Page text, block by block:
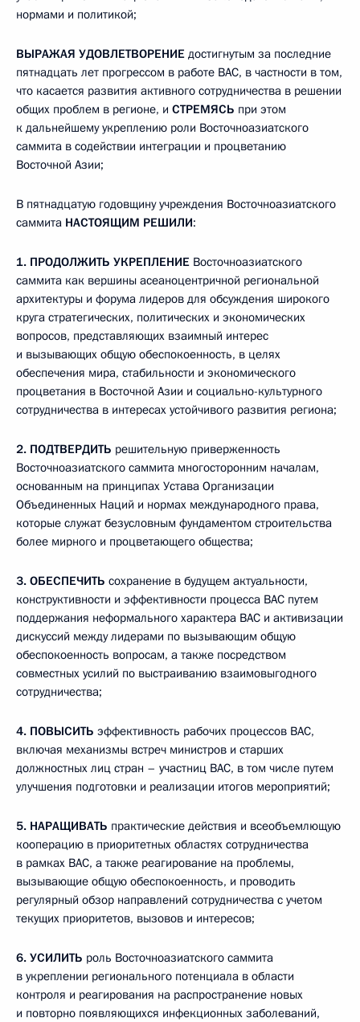
нормами и политикой;
ВЫРАЖАЯ УДОВЛЕТВОРЕНИЕ достигнутым за последние
пятнадцать лет прогрессом в работе ВАС, в частности в том,
что касается развития активного сотрудничества в решении
общих проблем в регионе, и СТРЕМЯСЬ при этом
к дальнейшему укреплению роли Восточноазиатского
саммита в содействии интеграции и процветанию
Восточной Азии;
В пятнадцатую годовщину учреждения Восточноазиатского
саммита НАСТОЯЩИМ РЕШИЛИ:
1. ПРОДОЛЖИТЬ УКРЕПЛЕНИЕ Восточноазиатского
саммита как вершины асеаноцентричной региональной
архитектуры и форума лидеров для обсуждения широкого
круга стратегических, политических и экономических
вопросов, представляющих взаимный интерес
и вызывающих общую обеспокоенность, в целях
обеспечения мира, стабильности и экономического
процветания в Восточной Азии и социально-культурного
сотрудничества в интересах устойчивого развития региона;
2. ПОДТВЕРДИТЬ решительную приверженность
Восточноазиатского саммита многосторонним началам,
основанным на принципах Устава Организации
Объединенных Наций и нормах международного права,
которые служат безусловным фундаментом строительства
более мирного и процветающего общества;
3. ОБЕСПЕЧИТЬ сохранение в будущем актуальности,
конструктивности и эффективности процесса ВАС путем
поддержания неформального характера ВАС и активизации
дискуссий между лидерами по вызывающим общую
обеспокоенность вопросам, а также посредством
совместных усилий по выстраиванию взаимовыгодного
сотрудничества;
4. ПОВЫСИТЬ эффективность рабочих процессов ВАС,
включая механизмы встреч министров и старших
должностных лиц стран – участниц ВАС, в том числе путем
улучшения подготовки и реализации итогов мероприятий;
5. НАРАЩИВАТЬ практические действия и всеобъемлющую
кооперацию в приоритетных областях сотрудничества
в рамках ВАС, а также реагирование на проблемы,
вызывающие общую обеспокоенность, и проводить
регулярный обзор направлений сотрудничества с учетом
текущих приоритетов, вызовов и интересов;
6. УСИЛИТЬ роль Восточноазиатского саммита
в укреплении регионального потенциала в области
контроля и реагирования на распространение новых
и повторно появляющихся инфекционных заболеваний,